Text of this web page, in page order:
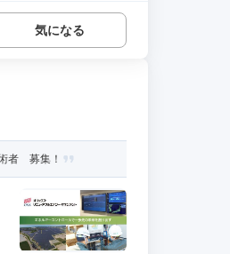
気になる
者 募集！